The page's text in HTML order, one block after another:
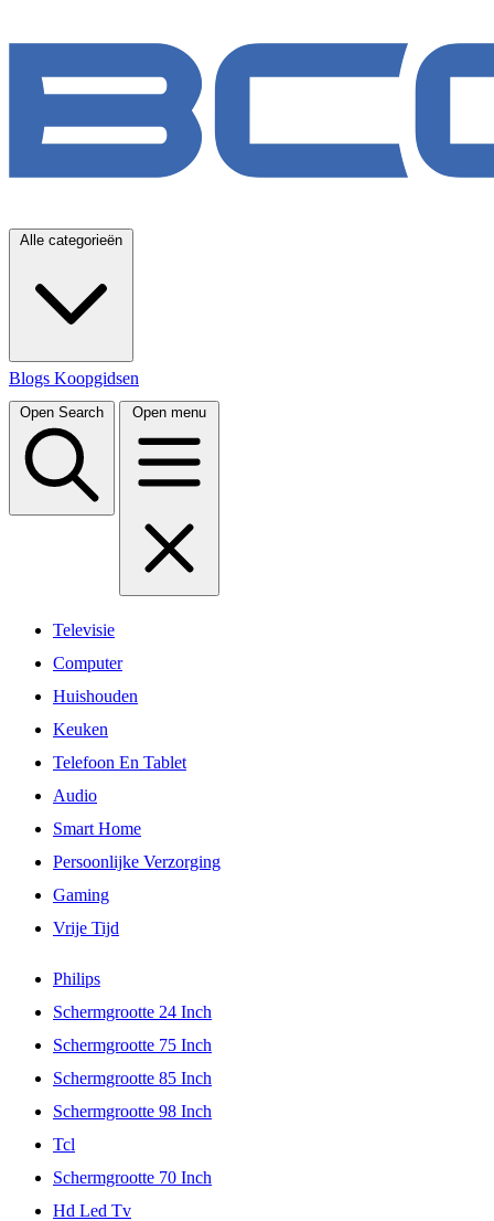
Alle categorieën
Blogs Koopgidsen
Open Search Open menu
Televisie
Computer
Huishouden
Keuken
Telefoon En Tablet
Audio
Smart Home
Persoonlijke Verzorging
Gaming
Vrije Tijd
Philips
Schermgrootte 24 Inch
Schermgrootte 75 Inch
Schermgrootte 85 Inch
Schermgrootte 98 Inch
Tcl
Schermgrootte 70 Inch
Hd Led Tv